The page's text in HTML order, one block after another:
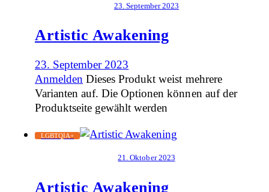
23. September 2023
Artistic Awakening
23. September 2023
Anmelden Dieses Produkt weist mehrere
Varianten auf. Die Optionen können auf der
Produktseite gewählt werden
LGBTQIA+
21. Oktober 2023
Artistic Awakening